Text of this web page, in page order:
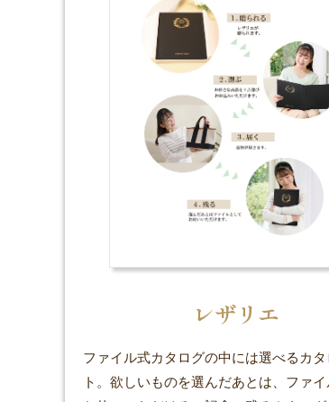
レザリエ
ファイル式カタログの中には選べるカタ
ト。欲しいものを選んだあとは、ファ